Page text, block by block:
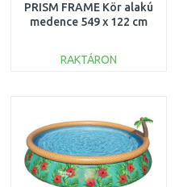
PRISM FRAME Kör alakú
medence 549 x 122 cm
26744GN
RAKTÁRON